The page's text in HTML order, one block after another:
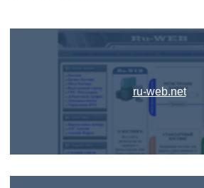
ru-web.net